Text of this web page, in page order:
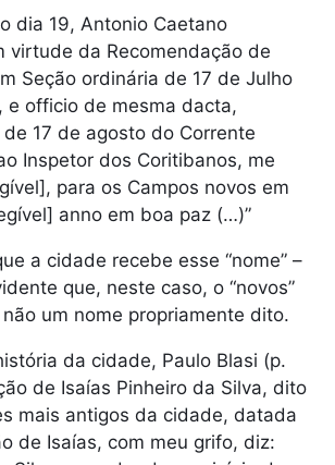
dia 19, Antonio Caetano
virtude da Recomendação de
Seção ordinária de 17 de Julho
e officio de mesma dacta,
17 de agosto do Corrente
Inspetor dos Coritibanos, me
para os Campos novos em
anno em boa paz (…)”
a cidade recebe esse “nome” –
que, neste caso, o “novos”
um nome propriamente dito.
da cidade, Paulo Blasi (p.
de Isaías Pinheiro da Silva, dito
mais antigos da cidade, datada
de Isaías, com meu grifo, diz: